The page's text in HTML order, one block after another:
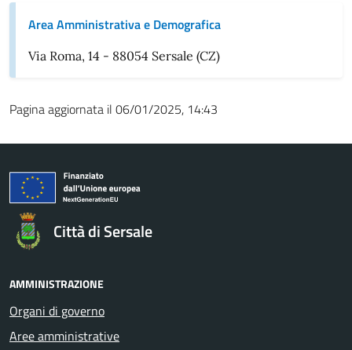
Area Amministrativa e Demografica
Via Roma, 14 - 88054 Sersale (CZ)
Pagina aggiornata il 06/01/2025, 14:43
Città di Sersale
AMMINISTRAZIONE
Organi di governo
Aree amministrative